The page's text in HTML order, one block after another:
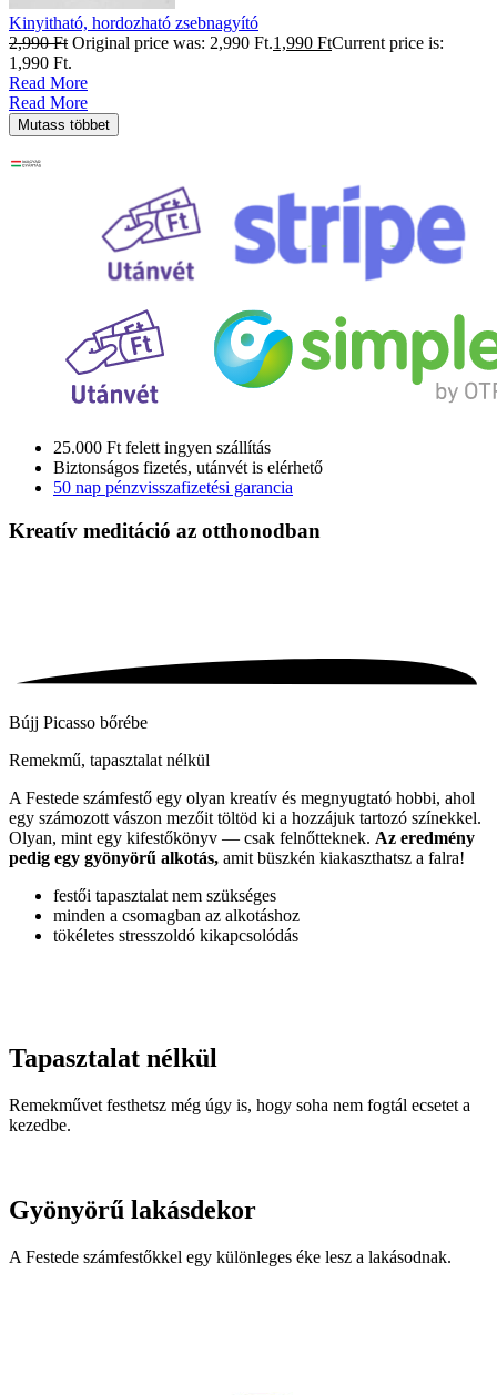
Kinyitható, hordozható zsebnagyító
2,990Ft Original price was: 2,990 Ft.1,990 FtCurrent price is:
1,990 Ft.
Read More
Read More
Mutass többet
25.000 Ft felett ingyen szállítás
Biztonságos fizetés, utánvét is elérhető
50 nap pénzvisszafizetési garancia
Kreatív meditáció az otthonodban
Bújj Picasso bőrébe
Remekmű, tapasztalat nélkül
A Festede számfestő egy olyan kreatív és megnyugtató hobbi, ahol
egy számozott vászon mezőit töltöd ki a hozzájuk tartozó színekkel.
Olyan, mint egy kifestőkönyv — csak felnőtteknek. Az eredmény
pedig egy gyönyörű alkotás, amit büszkén kiakaszthatsz a falra!
festői tapasztalat nem szükséges
minden a csomagban az alkotáshoz
tökéletes stresszoldó kikapcsolódás
Tapasztalat nélkül
Remekművet festhetsz még úgy is, hogy soha nem fogtál ecsetet a
kezedbe.
Gyönyörű lakásdekor
A Festede számfestőkkel egy különleges éke lesz a lakásodnak.